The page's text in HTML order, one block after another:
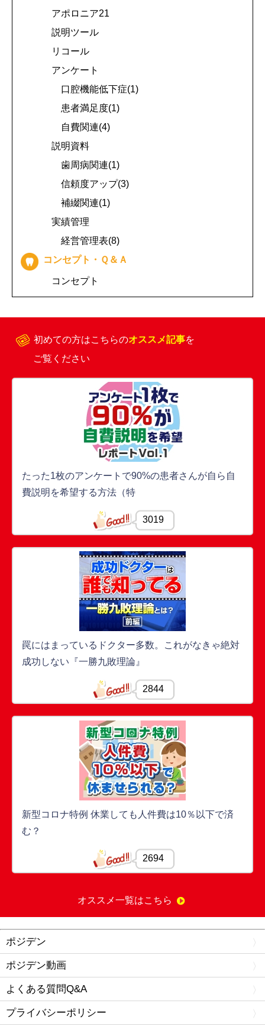
アポロニア21
説明ツール
リコール
アンケート
口腔機能低下症(1)
患者満足度(1)
自費関連(4)
説明資料
歯周病関連(1)
信頼度アップ(3)
補綴関連(1)
実績管理
経営管理表(8)
コンセプト・Ｑ＆Ａ
コンセプト
初めての方はこちらのオススメ記事を
ご覧ください
たった1枚のアンケートで90%の患者さんが自ら自
費説明を希望する方法（特
3019
罠にはまっているドクター多数。これがなきゃ絶対
成功しない『一勝九敗理論』
2844
新型コロナ特例 休業しても人件費は10％以下で済
む？
2694
オススメ一覧はこちら
ポジデン
ポジデン動画
よくある質問Q&A
プライバシーポリシー